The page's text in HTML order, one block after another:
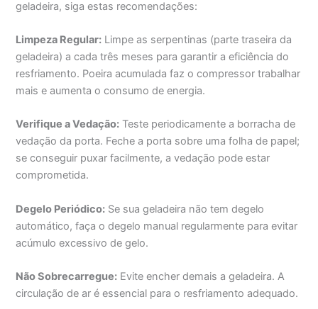
geladeira, siga estas recomendações:
Limpeza Regular: Limpe as serpentinas (parte traseira da
geladeira) a cada três meses para garantir a eficiência do
resfriamento. Poeira acumulada faz o compressor trabalhar
mais e aumenta o consumo de energia.
Verifique a Vedação: Teste periodicamente a borracha de
vedação da porta. Feche a porta sobre uma folha de papel;
se conseguir puxar facilmente, a vedação pode estar
comprometida.
Degelo Periódico: Se sua geladeira não tem degelo
automático, faça o degelo manual regularmente para evitar
acúmulo excessivo de gelo.
Não Sobrecarregue: Evite encher demais a geladeira. A
circulação de ar é essencial para o resfriamento adequado.